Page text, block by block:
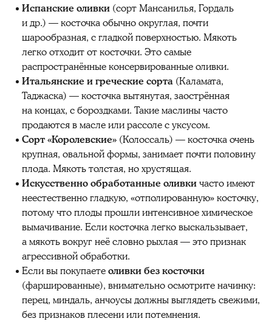
Испанские оливки (сорт Мансанилья, Гордаль
и др.) — косточка обычно округлая, почти
шарообразная, с гладкой поверхностью. Мякоть
легко отходит от косточки. Это самые
распространённые консервированные оливки.
Итальянские и греческие сорта (Каламата,
Таджаска) — косточка вытянутая, заострённая
на концах, с бороздками. Такие маслины часто
продаются в масле или рассоле с уксусом.
Сорт «Королевские» (Колоссаль) — косточка очень
крупная, овальной формы, занимает почти половину
плода. Мякоть толстая, но хрустящая.
Искусственно обработанные оливкичасто имеют
неестественно гладкую, «отполированную» косточку,
потому что плоды прошли интенсивное химическое
вымачивание. Если косточка легко выскальзывает,
а мякоть вокруг неё словно рыхлая — это признак
агрессивной обработки.
Если вы покупаетеоливки без косточки
(фаршированные), внимательно осмотрите начинку:
перец, миндаль, анчоусы должны выглядеть свежими,
без признаков плесени или потемнения.